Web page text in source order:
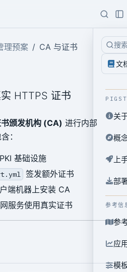
搜
文
关
概
上
部
参考信
参
应
模
理预案 CA 与证书
HTTPS 证书
颁发机构 (CA) 进行内部
：
基础设施
签发额外证书
端机器上安装 CA
服务使用真实证书